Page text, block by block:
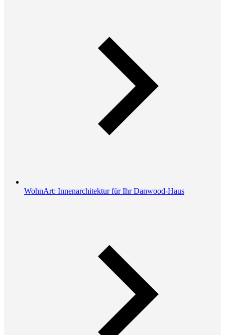
WohnArt: Innenarchitektur für Ihr Danwood-Haus